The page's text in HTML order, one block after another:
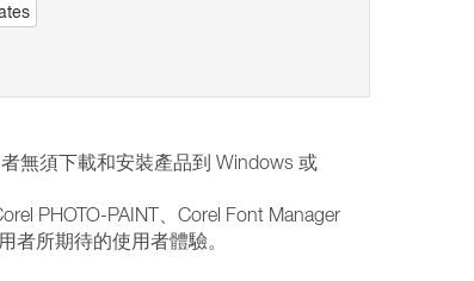
無須下載和安裝產品到 Windows 或
PHOTO-PAINT、Corel Font Manager
者所期待的使用者體驗。